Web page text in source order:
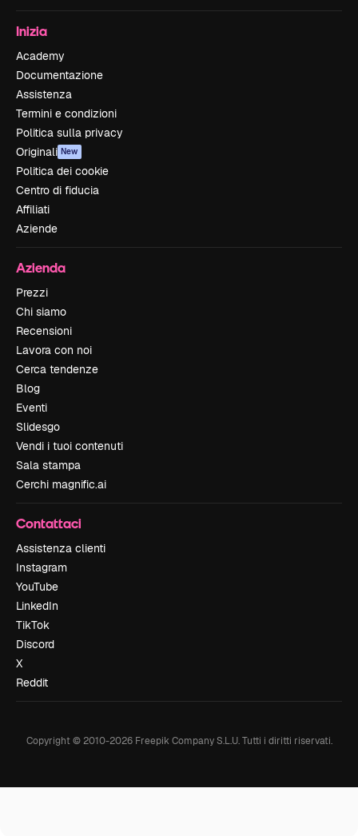
Inizia
Academy
Documentazione
Assistenza
Termini e condizioni
Politica sulla privacy
Originali New
Politica dei cookie
Centro di fiducia
Affiliati
Aziende
Azienda
Prezzi
Chi siamo
Recensioni
Lavora con noi
Cerca tendenze
Blog
Eventi
Slidesgo
Vendi i tuoi contenuti
Sala stampa
Cerchi magnific.ai
Contattaci
Assistenza clienti
Instagram
YouTube
LinkedIn
TikTok
Discord
X
Reddit
Copyright © 2010-2026Freepik Company S.L.U. Tutti i diritti riservati.